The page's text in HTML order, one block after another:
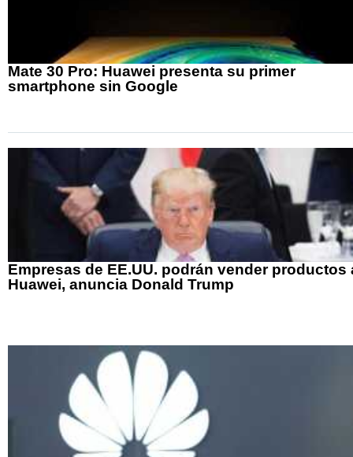
Mate 30 Pro: Huawei presenta su primer
smartphone sin Google
Empresas de EE.UU. podrán vender productos
Huawei, anuncia Donald Trump